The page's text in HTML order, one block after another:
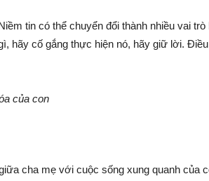
tin có thể chuyển đổi thành nhiều vai
hãy cố gắng thực hiện nó, hãy giữ lời.
của con
cha mẹ với cuộc sống xung quanh của